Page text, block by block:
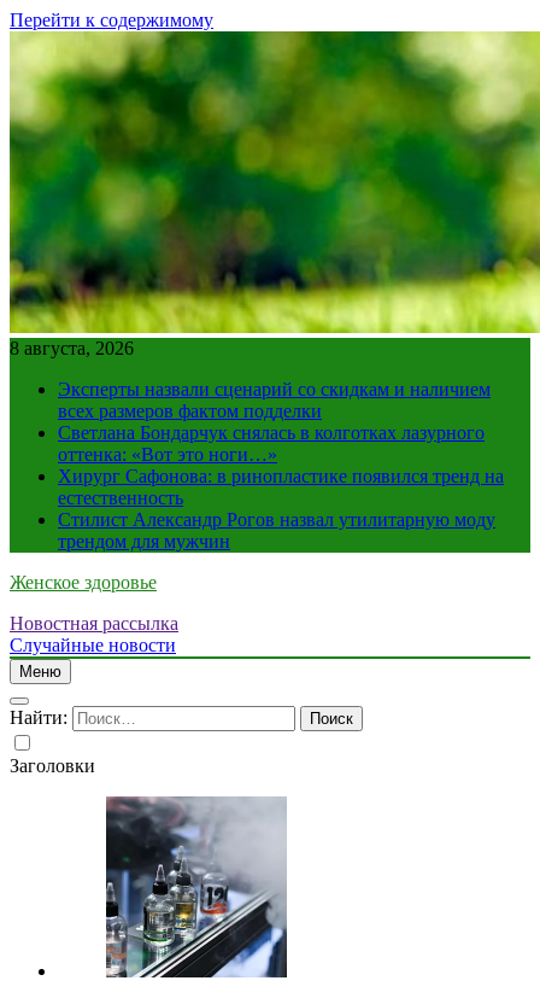
Перейти к содержимому
8 августа, 2026
Эксперты назвали сценарий со скидкам и наличием
всех размеров фактом подделки
Светлана Бондарчук снялась в колготках лазурного
оттенка: «Вот это ноги…»
Хирург Сафонова: в ринопластике появился тренд на
естественность
Стилист Александр Рогов назвал утилитарную моду
трендом для мужчин
Женское здоровье
Новостная рассылка
Случайные новости
Меню
Найти:
Заголовки